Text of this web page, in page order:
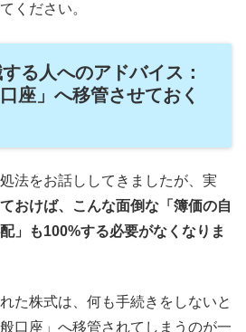
ください。
る人へのアドバイス：
座」へ移管させておく
法をお話ししてきましたが、実
おけば、こんな面倒な「簿価の自
」も100%する必要がなくなりま
た株式は、何も手続きをしないと
口座」へ移管されてしまうのが一